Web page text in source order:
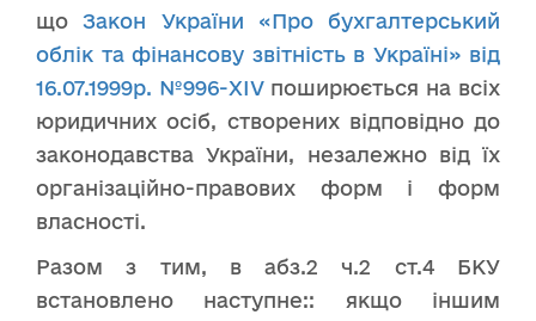
щоЗакон України «Про бухгалтерський
облік та фінансову звітність в Україні» від
16.07.1999р. №996-XIVпоширюється на всіх
юридичних осіб, створених відповідно до
законодавства України, незалежно від їх
організаційно-правових форм і форм
власності.
Разом з тим, в абз.2 ч.2 ст.4 БКУ
встановлено наступне:: якщо іншим